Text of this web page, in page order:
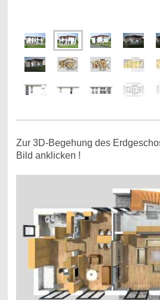
Zur 3D-Begehung des
Bild anklicken !